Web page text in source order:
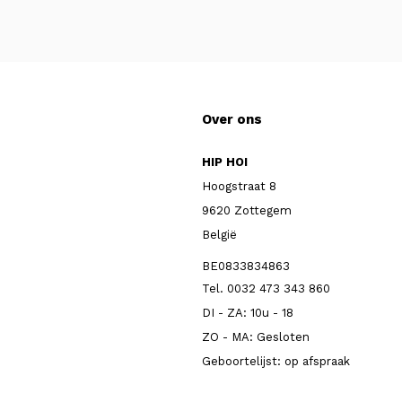
Over ons
HIP HOI
Hoogstraat 8
9620 Zottegem
België
BE0833834863
Tel. 0032 473 343 860
DI - ZA: 10u - 18
ZO - MA: Gesloten
Geboortelijst: op afspraak